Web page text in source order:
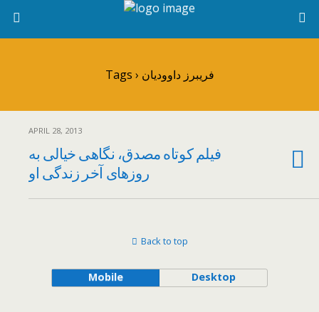
Tags › فریبرز داوودیان
APRIL 28, 2013
فیلم کوتاه مصدق، نگاهی خیالی به
روزهای آخر زندگی او
Back to top
Mobile Desktop